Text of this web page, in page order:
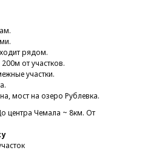
рядом.
от участков.
участки.
мост на озеро Рублевка.
центра Чемала ~ 8км. От